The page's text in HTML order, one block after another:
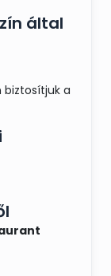
által
biztosítjuk a